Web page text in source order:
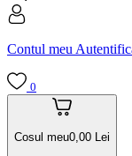
Contul meu
0
Cosul meu0,00 Lei